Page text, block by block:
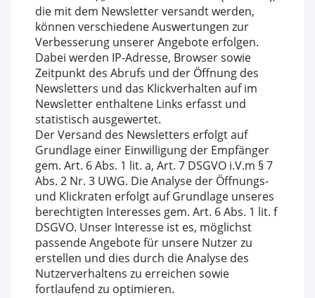
die mit dem Newsletter versandt werden,
können verschiedene Auswertungen zur
Verbesserung unserer Angebote erfolgen.
Dabei werden IP-Adresse, Browser sowie
Zeitpunkt des Abrufs und der Öffnung des
Newsletters und das Klickverhalten auf im
Newsletter enthaltene Links erfasst und
statistisch ausgewertet.
Der Versand des Newsletters erfolgt auf
Grundlage einer Einwilligung der Empfänger
gem. Art. 6 Abs. 1 lit. a, Art. 7 DSGVO i.V.m § 7
Abs. 2 Nr. 3 UWG. Die Analyse der Öffnungs-
und Klickraten erfolgt auf Grundlage unseres
berechtigten Interesses gem. Art. 6 Abs. 1 lit. f
DSGVO. Unser Interesse ist es, möglichst
passende Angebote für unsere Nutzer zu
erstellen und dies durch die Analyse des
Nutzerverhaltens zu erreichen sowie
fortlaufend zu optimieren.